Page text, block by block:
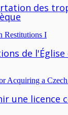
des
de l'Église
une licence